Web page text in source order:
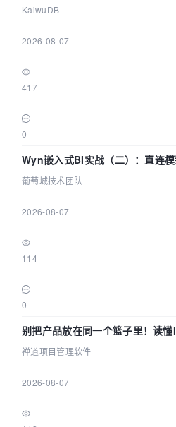
技术路径
KaiwuDB
2026-08-07
417
0
Wyn嵌入式BI实战（二）：直连
参数为什么不生效？| 葡萄城技术团
葡萄城技术团队
2026-08-07
114
0
别把产品放在同一个篮子里！读
禅道项目管理软件
2026-08-07